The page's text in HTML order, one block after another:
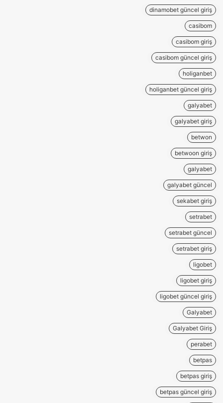
dinamobet güncel giriş
casibom
casibom giriş
casibom güncel giriş
holiganbet
holiganbet güncel giriş
galyabet
galyabet giriş
betwon
betwoon giriş
galyabet
galyabet güncel
sekabet giriş
setrabet
setrabet güncel
setrabet giriş
ligobet
ligobet giriş
ligobet güncel giriş
Galyabet
Galyabet Giriş
perabet
betpas
betpas giriş
betpas güncel giriş